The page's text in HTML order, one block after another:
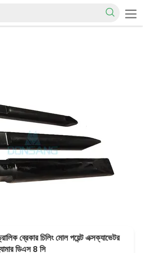
ব্রেকার চিলিং মোল পয়েন্ট এক্সক্যাভেটর
ডিএস 8 সি